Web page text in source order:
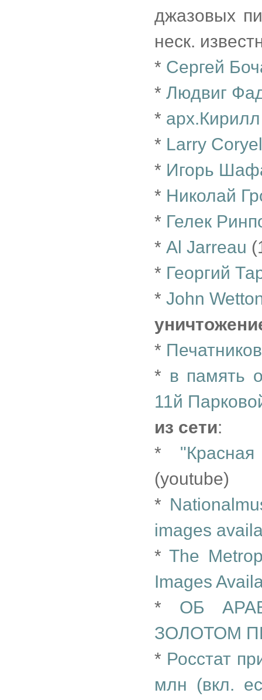
джазовых
неск.
* Сергей
* Людвиг
*
* Larry
* Игорь
* Николай
* Гелек
* Al Jarreau
* Георгий
* John
*
* в память
11й
из сети:
*
(youtube)
*
images
*The
Images
* ОБ
ЗОЛОТОМ
* Росстат
млн (вкл.